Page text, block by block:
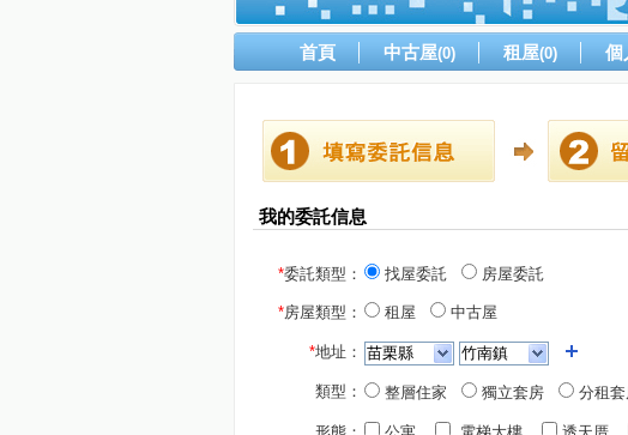
首頁 中古屋(0) 租屋(0) 個
我的委託信息
*委託類型： 找屋委託 房屋委託
*房屋類型： 租屋 中古屋
*地址：
類型： 整層住家 獨立套房 分租